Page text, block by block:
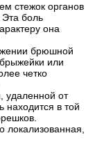
стежок органов
боль
она
брюшной
или
четко
удаленной от
находится в той
локализованная,